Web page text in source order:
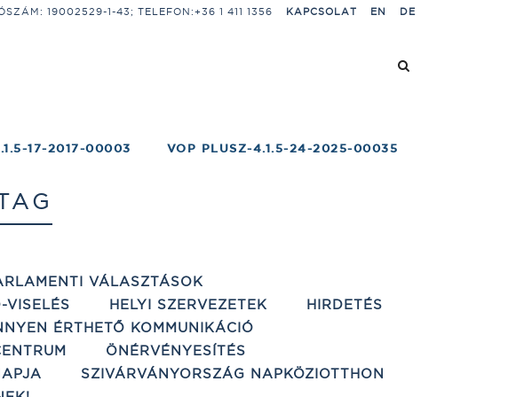
19002529-1-43; TELEFON:+36 1 411 1356 KAPCSOLAT EN DE
17-2017-00003 VOP PLUSZ-4.1.5-24-2025-00035
VÁLASZTÁSOK
VISELÉS HELYI SZERVEZETEK
HIRDETÉS
ÉRTHETŐ KOMMUNIKÁCIÓ
ÖNÉRVÉNYESÍTÉS
SZIVÁRVÁNYORSZÁG NAPKÖZIOTTHON